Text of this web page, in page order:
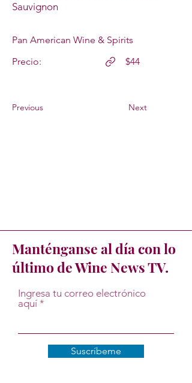
Sauvignon
Pan American Wine & Spirits
Precio:
Previous
$44
Next
Manténganse al día con lo
último de Wine News TV.
Ingresa tu correo electrónico
aquí
Suscríbeme